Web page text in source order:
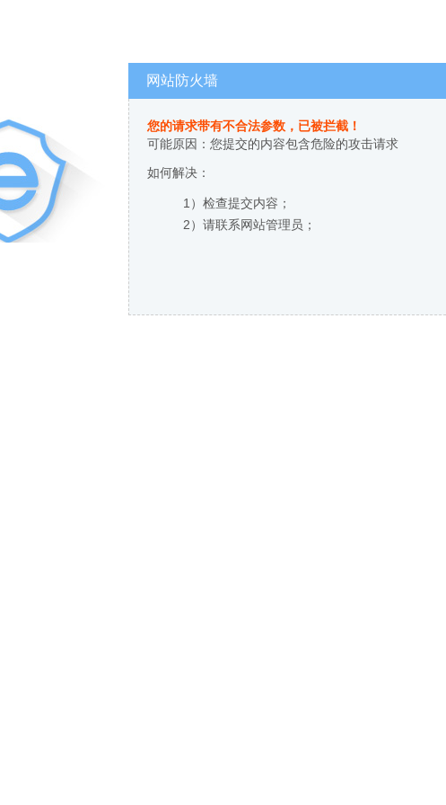
网站防火墙
您的请求带有不合法参数，已被拦截！
可能原因：您提交的内容包含危险的攻击请求
如何解决：
1）检查提交内容；
2）请联系网站管理员；